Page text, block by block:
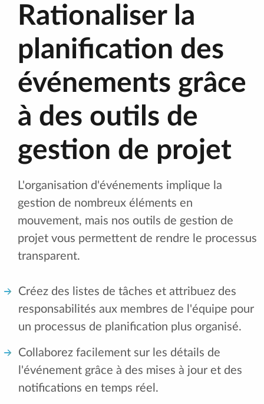
Rationaliser la
planification des
événements grâce
à des outils de
gestion de projet
L'organisation d'événements implique la
gestion de nombreux éléments en
mouvement, mais nos outils de gestion de
projet vous permettent de rendre le processus
transparent.
Créez des listes de tâches et attribuez des
responsabilités aux membres de l'équipe pour
un processus de planification plus organisé.
Collaborez facilement sur les détails de
l'événement grâce à des mises à jour et des
notifications en temps réel.